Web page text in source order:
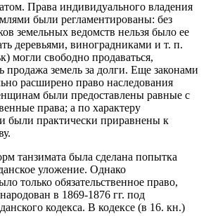
Права индивидуального владения
были регламентированы: без
земельных ведомств нельзя было ее
деревьями, виноградниками и т. п.
могли свободно продаваться,
продажа земель за долги. Еще законами
расширено право наследования
были предоставлены равные с
права; а по характеру
были практически приравнены к
танзимата была сделана попытка
уложение. Однако
только обязательственное право,
в 1869-1876 гг. под
кодекса. В кодексе (в 16. кн.)